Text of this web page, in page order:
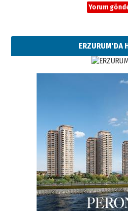
ERZURUM'DA
Esat BİNDESEN
Başkan Sekmen’den
bir vizyon proje daha!
02 Ağustos 2026 Pazar
Kadir SABUNCUOĞLU
Erzurumspor’un köşe